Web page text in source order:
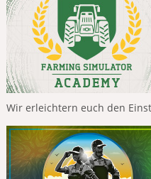
Wir erleichtern euch den